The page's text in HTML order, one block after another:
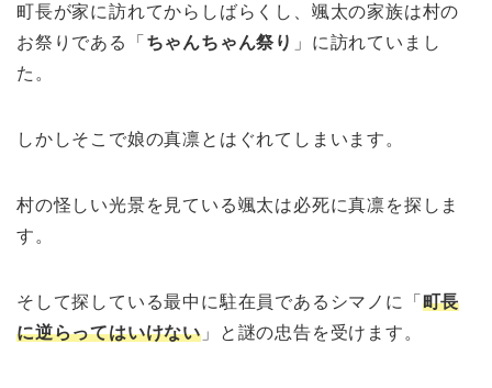
町長が家に訪れてからしばらくし、颯太の家族は村の
お祭りである「 ちゃんちゃん祭り 」に訪れていまし
た。
しかしそこで娘の真凛とはぐれてしまいます。
村の怪しい光景を見ている颯太は必死に真凛を探しま
す。
そして探している最中に駐在員であるシマノに「 町長
に逆らってはいけない 」と謎の忠告を受けます。